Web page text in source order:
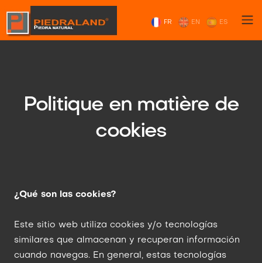
ES
EN
FR
Politique en matière de
cookies
¿Qué son las cookies?
Este sitio web utiliza cookies y/o tecnologías
similares que almacenan y recuperan información
cuando navegas. En general, estas tecnologías